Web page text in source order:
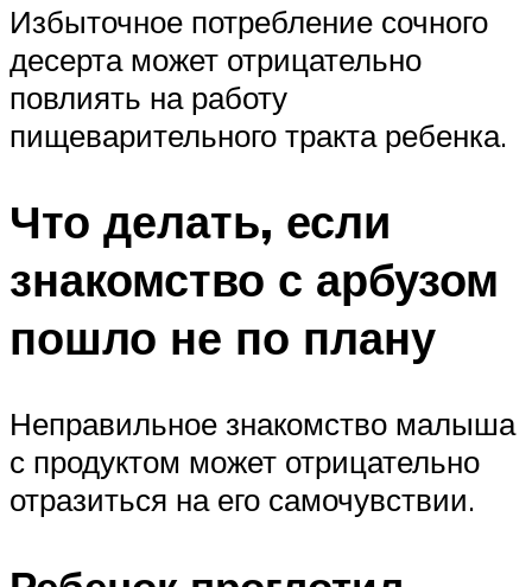
Избыточное потребление сочного
десерта может отрицательно
повлиять на работу
пищеварительного тракта ребенка.
Что делать, если
знакомство с арбузом
пошло не по плану
Неправильное знакомство малыша
с продуктом может отрицательно
отразиться на его самочувствии.